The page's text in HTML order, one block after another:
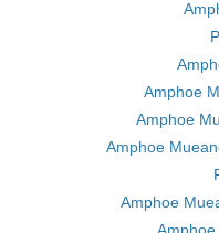
Amphoe
Amphoe
Amphoe
Amphoe